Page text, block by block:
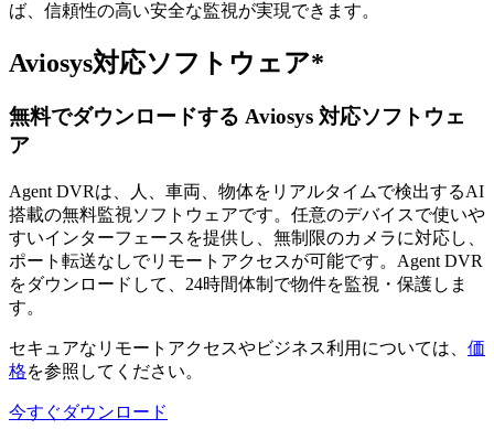
ば、信頼性の高い安全な監視が実現できます。
Aviosys対応ソフトウェア*
無料でダウンロードする Aviosys 対応ソフトウェ
ア
Agent DVRは、人、車両、物体をリアルタイムで検出するAI
搭載の無料監視ソフトウェアです。任意のデバイスで使いや
すいインターフェースを提供し、無制限のカメラに対応し、
ポート転送なしでリモートアクセスが可能です。Agent DVR
をダウンロードして、24時間体制で物件を監視・保護しま
す。
セキュアなリモートアクセスやビジネス利用については、 価
格を参照してください。
今すぐダウンロード